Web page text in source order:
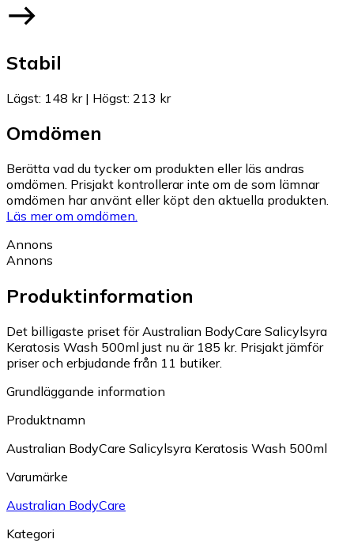
Stabil
Lägst: 148 kr| Högst: 213 kr
Omdömen
Berätta vad du tycker om produkten eller läs andras
omdömen. Prisjakt kontrollerar inte om de som lämnar
omdömen har använt eller köpt den aktuella produkten.
Läs mer om omdömen.
Annons
Annons
Produktinformation
Det billigaste priset för Australian BodyCare Salicylsyra
Keratosis Wash 500ml just nu är 185 kr. Prisjakt jämför
priser och erbjudande från 11 butiker.
Grundläggande information
Produktnamn
Australian BodyCare Salicylsyra Keratosis Wash 500ml
Varumärke
Australian BodyCare
Kategori